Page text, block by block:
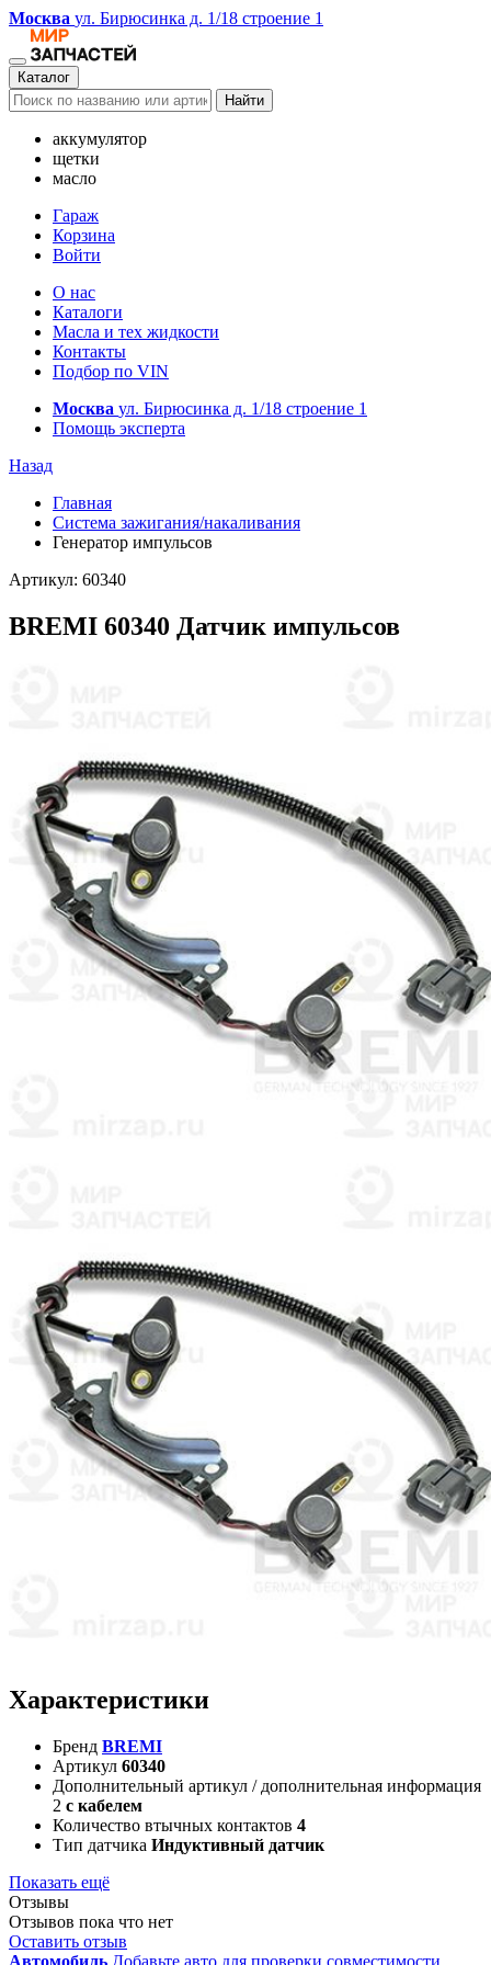
Москва ул. Бирюсинка д. 1/18 строение 1
Каталог
Найти
аккумулятор
щетки
масло
Гараж
Корзина
Войти
О нас
Каталоги
Масла и тех жидкости
Контакты
Подбор по VIN
Москва ул. Бирюсинка д. 1/18 строение 1
Помощь эксперта
Назад
Главная
Система зажигания/накаливания
Генератор импульсов
Артикул: 60340
BREMI 60340 Датчик импульсов
Характеристики
Бренд BREMI
Артикул 60340
Дополнительный артикул / дополнительная информация
2 с кабелем
Количество втычных контактов 4
Тип датчика Индуктивный датчик
Показать ещё
Отзывы
Отзывов пока что нет
Оставить отзыв
Автомобиль Добавьте авто для проверки совместимости